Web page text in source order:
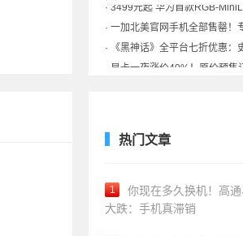
显卡一夜涨价40%！原价预售
3499元起 华为首款RGB-
一加北美官网手机全部售罄！
热门文章
1
你现在多久换机！高
大跌：手机真滞销